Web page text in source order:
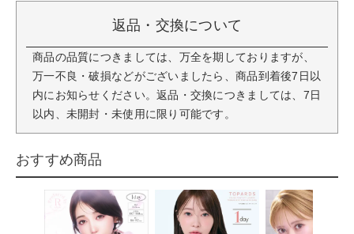
返品・交換について
商品の品質につきましては、万全を期しておりますが、
万一不良・破損などがございましたら、商品到着後7日以
内にお知らせください。返品・交換につきましては、7日
以内、未開封・未使用に限り可能です。
おすすめ商品